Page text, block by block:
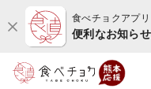
食べチョクアプリ
便利なお知ら